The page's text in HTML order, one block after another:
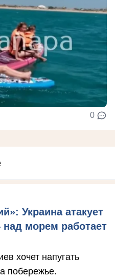
0
Украина атакует
морем работает
хочет напугать
побережье.